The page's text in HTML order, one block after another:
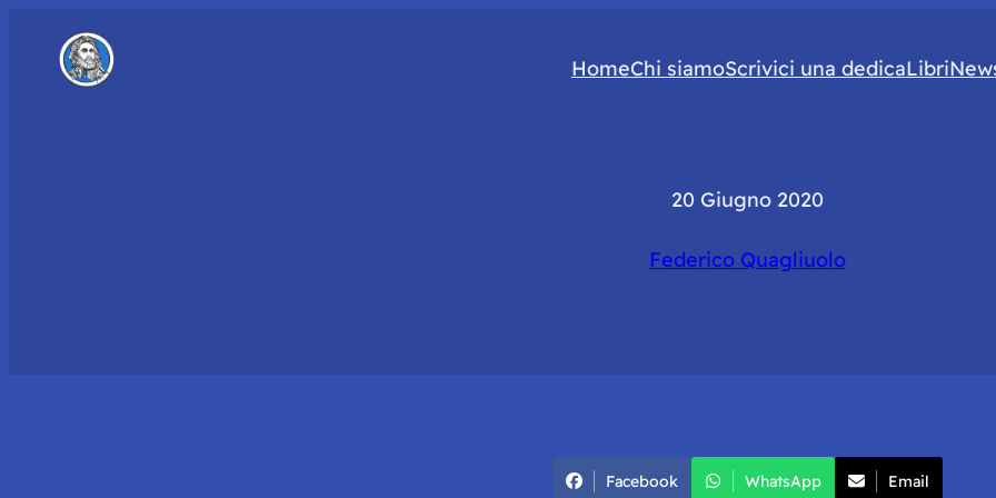
HomeChi siamoScrivici una dedicaLibri
20 Giugno 2020
Federico Quagliuolo
Facebook WhatsApp Email